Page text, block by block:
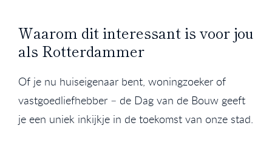
Waarom dit interessant is voor jou
als Rotterdammer
Of je nu huiseigenaar bent, woningzoeker of
vastgoedliefhebber – de Dag van de Bouw geeft
je een uniek inkijkje in de toekomst van onze stad.